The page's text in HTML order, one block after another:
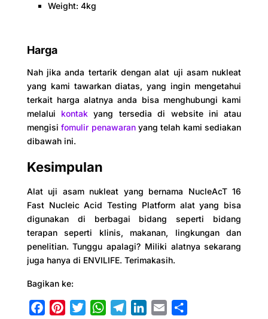
Weight: 4kg
Harga
Nah jika anda tertarik dengan alat uji asam nukleat
yang kami tawarkan diatas, yang ingin mengetahui
terkait harga alatnya anda bisa menghubungi kami
melalui kontak yang tersedia di website ini atau
mengisifomulir penawaranyang telah kami sediakan
dibawah ini.
Kesimpulan
Alat uji asam nukleat yang bernama NucleAcT 16
Fast Nucleic Acid Testing Platform alat yang bisa
digunakan di berbagai bidang seperti bidang
terapan seperti klinis, makanan, lingkungan dan
penelitian. Tunggu apalagi? Miliki alatnya sekarang
juga hanya di ENVILIFE. Terimakasih.
Bagikan ke:
W